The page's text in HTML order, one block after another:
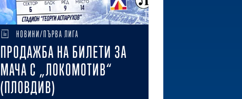
НОВИНИ/ПЪРВА ЛИГА
ПРОДАЖБА НА БИЛЕТИ ЗА
МАЧА С „ЛОКОМОТИВ“
(ПЛОВДИВ)